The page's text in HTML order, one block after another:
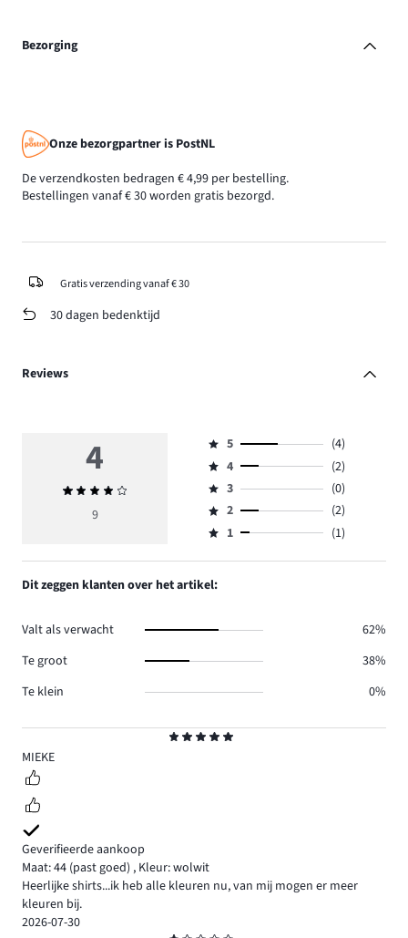
Bezorging
Onze bezorgpartner is PostNL
De verzendkosten bedragen € 4,99 per bestelling.
Bestellingen vanaf € 30 worden gratis bezorgd.
Gratis verzending vanaf € 30
30 dagen bedenktijd
Reviews
5
MIEKE
Geverifieerde aankoop
Maat: 44 (past goed) , Kleur: wolwit
Heerlijke shirts...ik heb alle kleuren nu, van mij mogen er meer
kleuren bij.
2026-07-30
4
Gemiddelde
beoordeling
9
Beoordeling
5,
aantal
reviews
4.
5
(4)
Beoordeling
4,
aantal
reviews
4
(2)
Beoordeling
3,
aantal
3
(0)
Beoordeling
2,
2.
2
(2)
Beoordeling
1,
aantal
reviews
1 (1)
Dit zeggen klanten over het artikel:
Valt als verwacht
62%
Te groot
38%
Te klein
0%